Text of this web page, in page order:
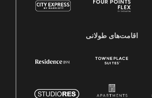
اقامت‌های طولانی